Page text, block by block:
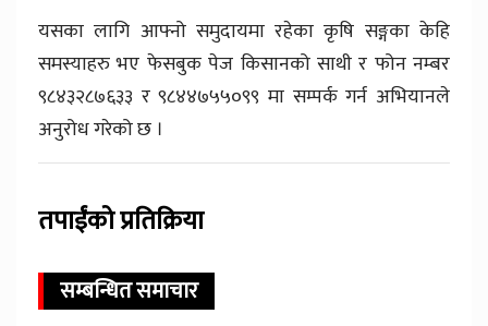
यसका लागि आफ्नो समुदायमा रहेका कृषि सङ्गका केहि
समस्याहरु भए फेसबुक पेज किसानको साथी र फोन नम्बर
९८४३२८७६३३ र ९८४४७५५०९९ मा सम्पर्क गर्न अभियानले
अनुरोध गरेको छ ।
तपाईंको प्रतिक्रिया
सम्बन्धित समाचार